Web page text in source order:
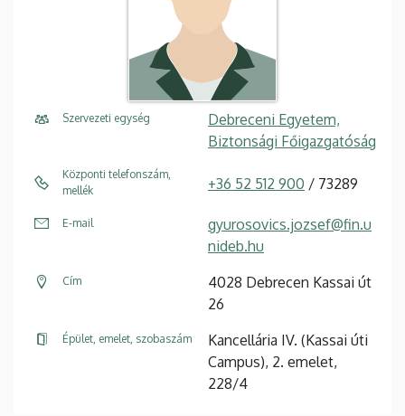
Szervezeti egység
Debreceni Egyetem,
Biztonsági Főigazgatóság
Központi telefonszám,
mellék
+36 52 512 900 / 73289
E-mail
gyurosovics.jozsef@fin.u
nideb.hu
Cím
4028 Debrecen Kassai út
26
Épület, emelet, szobaszám
Kancellária IV. (Kassai úti
Campus), 2. emelet,
228/4